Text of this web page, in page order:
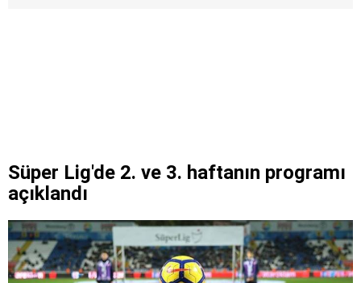
Süper Lig'de 2. ve 3. haftanın programı
açıklandı